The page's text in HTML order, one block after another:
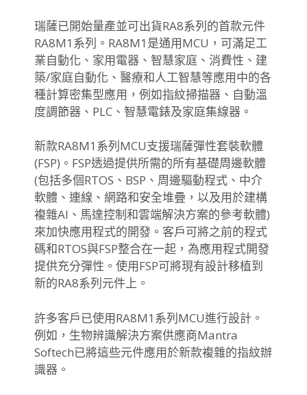
瑞薩已開始量產並可出貨RA8系列的首款元件
RA8M1系列。 RA8M1是通用MCU，可滿足工
業自動化、家用電器、 智慧家庭、消費性、建
築/家庭自動化、 醫療和人工智慧等應用中的各
種計算密集型應用，例如指紋掃描器、 自動溫
度調節器、PLC、智慧電錶及家庭集線器。
新款RA8M1系列MCU支援瑞薩彈性套裝軟體
(FSP)。 FSP透過提供所需的所有基礎周邊軟體
(包括多個RTOS、 BSP、周邊驅動程式、中介
軟體、連線、網路和安全堆疊， 以及用於建構
複雜AI、馬達控制和雲端解決方案的參考軟體)
來加快應用程式的開發。 客戶可將之前的程式
碼和RTOS與FSP整合在一起， 為應用程式開發
提供充分彈性。 使用FSP可將現有設計移植到
新的RA8系列元件上。
許多客戶已使用RA8M1系列MCU進行設計。
例如， 生物辨識解決方案供應商Mantra
Softech已將這些元件應用於新款複雜的指紋辦
識器。